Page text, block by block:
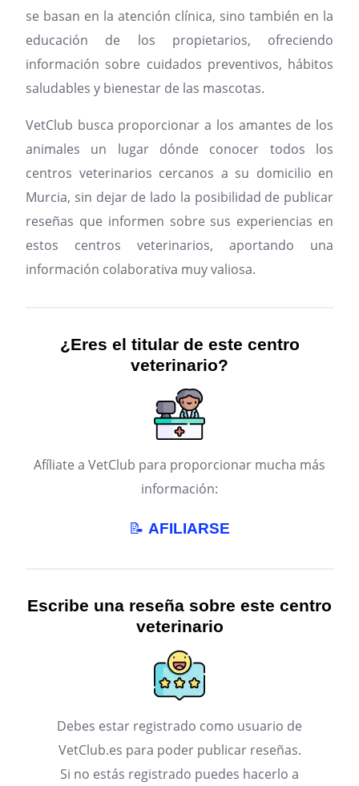
se basan en la atención clínica, sino también en la
educación de los propietarios, ofreciendo
información sobre cuidados preventivos, hábitos
saludables y bienestar de las mascotas.
VetClub busca proporcionar a los amantes de los
animales un lugar dónde conocer todos los
centros veterinarios cercanos a su domicilio en
Murcia, sin dejar de lado la posibilidad de publicar
reseñas que informen sobre sus experiencias en
estos centros veterinarios, aportando una
información colaborativa muy valiosa.
¿Eres el titular de este centro
veterinario?
Afíliate a VetClub para proporcionar mucha más
información:
📝 AFILIARSE
Escribe una reseña sobre este centro
veterinario
Debes estar registrado como usuario de
VetClub.es para poder publicar reseñas.
Si no estás registrado puedes hacerlo a